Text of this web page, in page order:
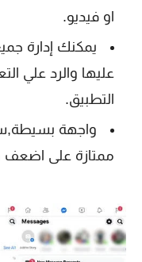
او فيديو.
يمكنك إدارة
عليها والرد علي
التطبيق.
واجهة
ممتازة على اضعف